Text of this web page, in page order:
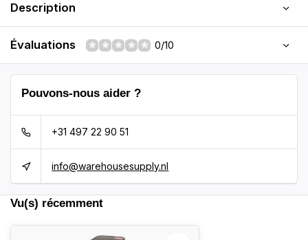
Description
Évaluations 0/10
Pouvons-nous aider ?
+31 497 22 90 51
info@warehousesupply.nl
Vu(s) récemment